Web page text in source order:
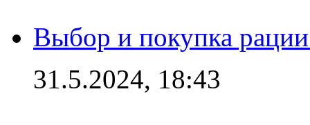
Выбор и покупка
31.5.2024, 18:43